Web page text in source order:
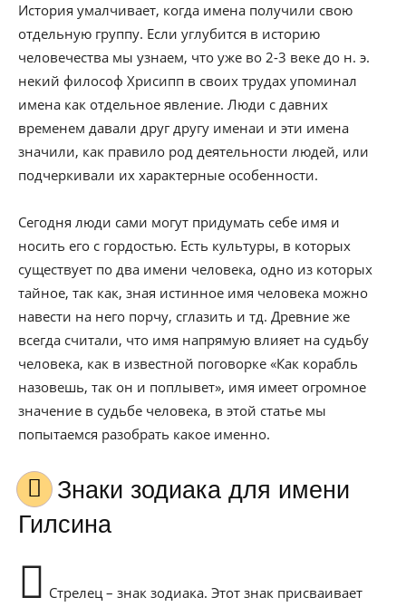
История умалчивает, когда имена получили свою
отдельную группу. Если углубится в историю
человечества мы узнаем, что уже во 2-3 веке до н. э.
некий философ Хрисипп в своих трудах упоминал
имена как отдельное явление. Люди с давних
временем давали друг другу именаи и эти имена
значили, как правило род деятельности людей, или
подчеркивали их характерные особенности.
Сегодня люди сами могут придумать себе имя и
носить его с гордостью. Есть культуры, в которых
существует по два имени человека, одно из которых
тайное, так как, зная истинное имя человека можно
навести на него порчу, сглазить и тд. Древние же
всегда считали, что имя напрямую влияет на судьбу
человека, как в известной поговорке «Как корабль
назовешь, так он и поплывет», имя имеет огромное
значение в судьбе человека, в этой статье мы
попытаемся разобрать какое именно.
Знаки зодиака для имени
Гилсина
Стрелец – знак зодиака. Этот знак присваивает